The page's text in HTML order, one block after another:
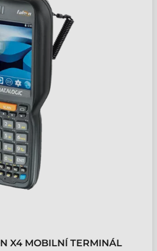
X4 MOBILNÍ TERMINÁL